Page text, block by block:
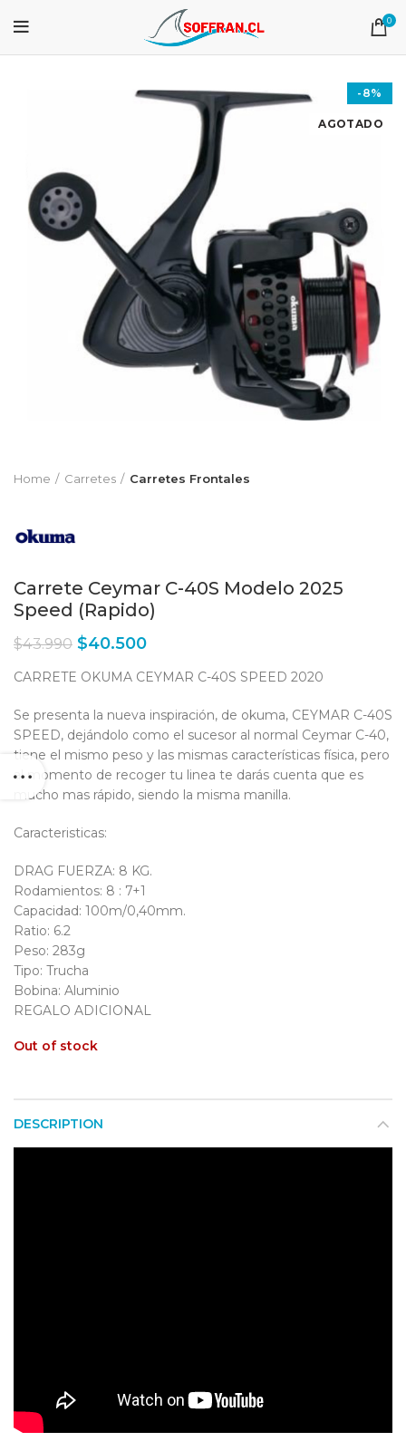
0
-8%
AGOTADO
Home Carretes Carretes Frontales
Carrete Ceymar C-40S Modelo 2025
Speed (Rapido)
$43.990 $40.500
CARRETE OKUMA CEYMAR C-40S SPEED 2020
Se presenta la nueva inspiración, de okuma, CEYMAR C-40S
SPEED, dejándolo como el sucesor al normal Ceymar C-40,
tiene el mismo peso y las mismas características física, pero
al momento de recoger tu linea te darás cuenta que es
mucho mas rápido, siendo la misma manilla.
Caracteristicas:
DRAG FUERZA: 8 KG.
Rodamientos: 8 : 7+1
Capacidad: 100m/0,40mm.
Ratio: 6.2
Peso: 283g
Tipo: Trucha
Bobina: Aluminio
REGALO ADICIONAL
Out of stock
DESCRIPTION